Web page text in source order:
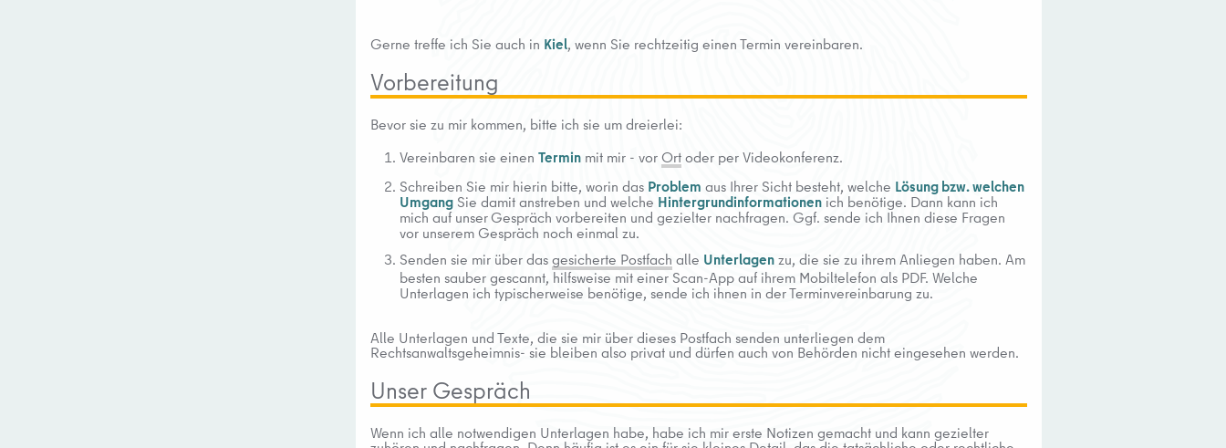
Gerne treffe ich Sie auch in Kiel, wenn Sie rechtzeitig einen Termin vereinbaren.
Vorbereitung
Bevor sie zu mir kommen, bitte ich sie um dreierlei:
Vereinbaren sie einen Termin mit mir - vorOrtoder per Videokonferenz.
Schreiben Sie mir hierin bitte, worin das Problem aus Ihrer Sicht besteht, welche Lösung bzw. welchen
UmgangSie damit anstreben und welche Hintergrundinformationen ich benötige. Dann kann ich
mich auf unserGespräch vorbereiten und gezielter nachfragen. Ggf. sende ich Ihnen diese Fragen
vor unserem Gespräch noch einmal zu.
Senden sie mir über dasgesicherte Postfach alle Unterlagenzu, die sie zu ihrem Anliegen haben. Am
besten sauber gescannt, hilfsweise mit einer Scan-App auf ihrem Mobiltelefon als PDF. Welche
Unterlagen ich typischerweise benötige, sende ich ihnen in der Terminvereinbarung zu.
Alle Unterlagen und Texte, die sie mir über dieses Postfach senden unterliegen dem
Rechtsanwaltsgeheimnis- sie bleiben also privat und dürfen auch von Behörden nicht eingesehen werden.
Unser Gespräch
Wenn ich alle notwendigen Unterlagen habe, habe ich mir erste Notizen gemacht und kann gezielter